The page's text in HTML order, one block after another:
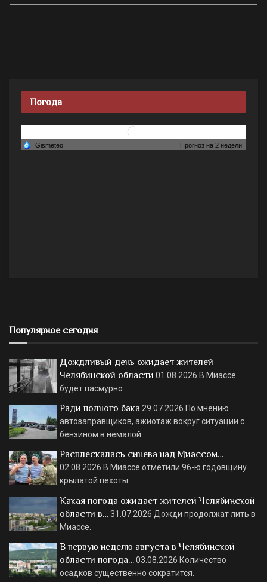
Погода
Популярное сегодня
Дождливый день ожидает жителей
Челябинской области 01.08.2026 В Миассе
будет пасмурно.
Ради полного бака 29.07.2026 По мнению
автозаправщиков, ажиотаж вокруг ситуации с
бензином в немалой…
Расплескалась синева над Миассом…
02.08.2026 В Миассе отметили 96-ю годовщину
крылатой пехоты.
Какая погода ожидает жителей Челябинской
области в…31.07.2026 Дожди продолжат лить в
Миассе.
В первую неделю августа в Челябинской
области погода…03.08.2026 Количество
осадков существенно сократится.